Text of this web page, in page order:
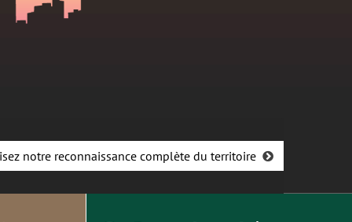
notre reconnaissance complète du territoire